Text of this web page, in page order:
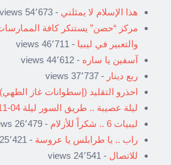
هذا الإسلام لا يمثلني - 54٬673 views
مركز “حصن” يستنكر كافة
والتعبير في ليبيا - 46٬711 views
آسفين يا ساره - 44٬612 views
ربع دينار - 37٬737 views
احذرو التقليد (إسطوانات غاز الطهي)
ليلة عصيبة .. طريق السور ليلة 04-11-2012
ليبيات 6 .. شكراً للأزلام
- 26٬479 views
راب .. يا طرابلس يا عروسة - 25٬421 views
للاتصال - 24٬541 views